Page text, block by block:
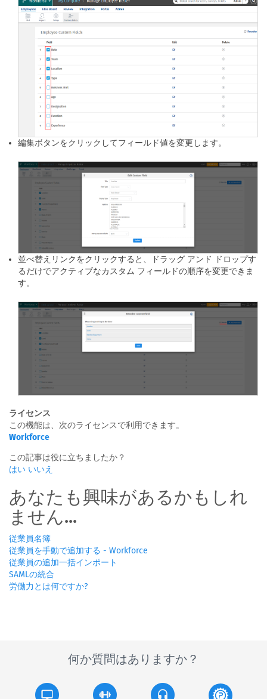
編集ボタンをクリックしてフィールド値を変更します。
並べ替えリンクをクリックすると、ドラッグ アンド ドロップす
るだけでアクティブなカスタム フィールドの順序を変更できま
す。
ライセンス
この機能は、次のライセンスで利用できます。
Workforce
この記事は役に立ちましたか？
はい いいえ
あなたも興味があるかもしれ
ません...
従業員名簿
従業員を手動で追加する - Workforce
従業員の追加一括インポート
SAMLの統合
労働力とは何ですか?
何か質問はありますか？